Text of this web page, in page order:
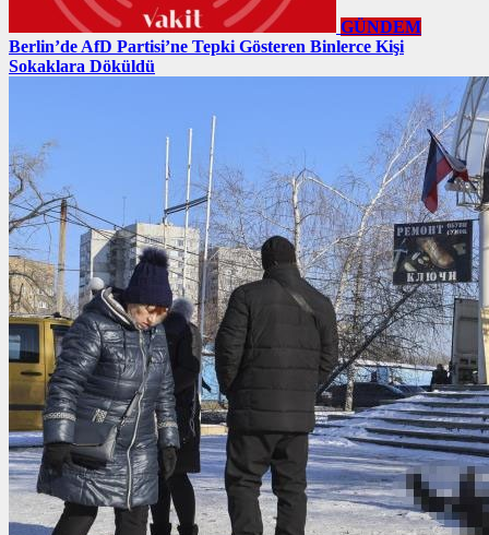
GÜNDEM
Berlin’de AfD Partisi’ne Tepki Gösteren Binlerce Kişi
Sokaklara Döküldü